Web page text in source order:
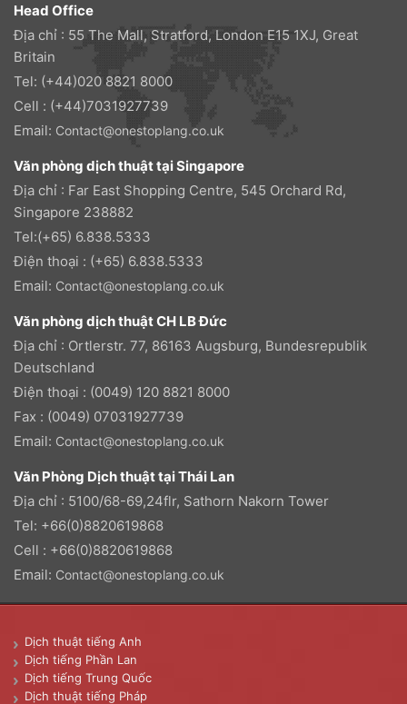
Head Office
Địa chỉ : 55 The Mall, Stratford, London E15 1XJ, Great
Britain
Tel: (+44)020 8821 8000
Cell : (+44)7031927739
Email: Contact@onestoplang.co.uk
Văn phòng dịch thuật tại Singapore
Địa chỉ : Far East Shopping Centre, 545 Orchard Rd,
Singapore 238882
Tel:(+65) 6.838.5333
Điện thoại : (+65) 6.838.5333
Email: Contact@onestoplang.co.uk
Văn phòng dịch thuật CH LB Đức
Địa chỉ : Ortlerstr. 77, 86163 Augsburg, Bundesrepublik
Deutschland
Điện thoại : (0049) 120 8821 8000
Fax : (0049) 07031927739
Email: Contact@onestoplang.co.uk
Văn Phòng Dịch thuật tại Thái Lan
Địa chỉ : 5100/68-69,24flr, Sathorn Nakorn Tower
Tel: +66(0)8820619868
Cell : +66(0)8820619868
Email: Contact@onestoplang.co.uk
Dịch thuật tiếng Anh
Dịch tiếng Phần Lan
Dịch tiếng Trung Quốc
Dịch thuật tiếng Pháp